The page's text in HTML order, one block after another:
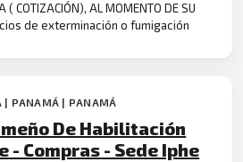
( COTIZACIÓN), AL MOMENTO DE SU
de exterminación o fumigación
PANAMÁ | PANAMÁ
De Habilitación
- Compras - Sede Iphe